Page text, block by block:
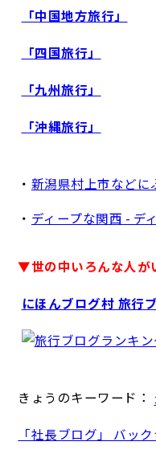
「中国地方旅行」
「四国旅行」
「九州旅行」
「沖縄旅行」
・ 新潟県村上市などに
・ ディープな関西 - デ
▼世の中いろんな人
にほんブログ村 旅行
きょうのキーワード：
「社長ブログ」 バッ